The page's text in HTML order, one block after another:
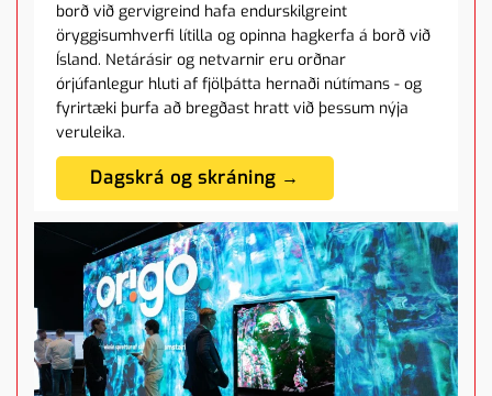
borð við gervigreind hafa endurskilgreint
öryggisumhverfi lítilla og opinna hagkerfa á borð við
Ísland. Netárásir og netvarnir eru orðnar
órjúfanlegur hluti af fjölþátta hernaði nútímans - og
fyrirtæki þurfa að bregðast hratt við þessum nýja
veruleika.
Dagskrá og skráning →